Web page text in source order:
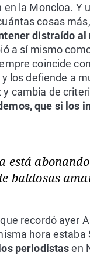
en la Moncloa. Y
cosas más,
distraído al
a sí mismo
coincide
los defiende a
y cambia de
que si los
está
baldosas
recordó ayer
hora estaba
periodistasen